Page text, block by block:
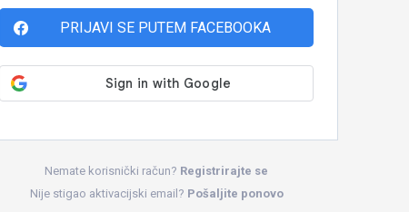
PRIJAVI SE PUTEM FACEBOOKA
Nemate korisnički račun? Registrirajte se
Nije stigao aktivacijski email? Pošaljite ponovo